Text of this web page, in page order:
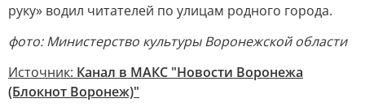
руку» водил читателей по улицам родного города.
фото: Министерство культуры Воронежской области
Источник: Канал в МАКС "Новости Воронежа
(Блокнот Воронеж)"